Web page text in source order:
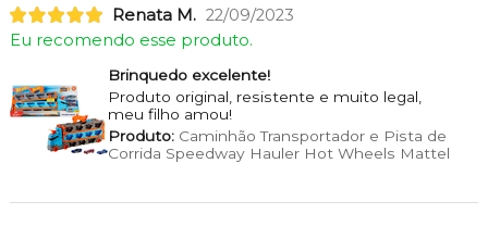
Renata M. 22/09/2023
Eu recomendo esse produto.
Brinquedo excelente!
Produto original, resistente e muito legal,
meu filho amou!
Produto:Caminhão Transportador e Pista de
Corrida Speedway Hauler Hot Wheels Mattel